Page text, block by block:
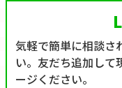
気軽で簡単に相談さ
い。友だち追加して
ージください。